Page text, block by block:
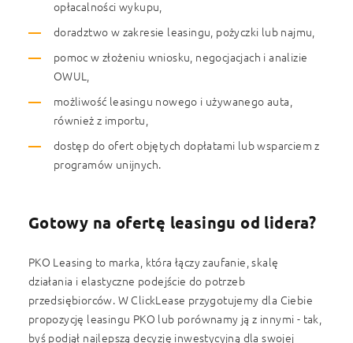
opłacalności wykupu,
doradztwo w zakresie leasingu, pożyczki lub najmu,
pomoc w złożeniu wniosku, negocjacjach i analizie
OWUL,
możliwość leasingu nowego i używanego auta,
również z importu,
dostęp do ofert objętych dopłatami lub wsparciem z
programów unijnych.
Gotowy na ofertę leasingu od lidera?
PKO Leasing to marka, która łączy zaufanie, skalę
działania i elastyczne podejście do potrzeb
przedsiębiorców. W ClickLease przygotujemy dla Ciebie
propozycję leasingu PKO lub porównamy ją z innymi - tak,
byś podjął najlepszą decyzję inwestycyjną dla swojej